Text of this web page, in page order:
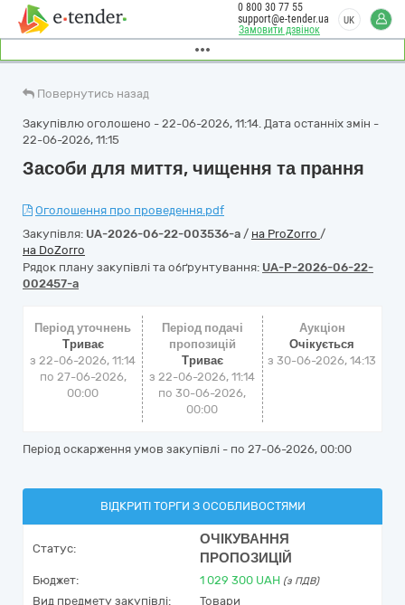
Замовити дзвінок
0 800 30 77 55
support@e-tender.ua
UK
Повернутись назад
Закупівлю оголошено - 22-06-2026, 11:14. Дата останніх змін -
22-06-2026, 11:15
Засоби для миття, чищення та прання
Оголошення про проведення.pdf
Закупівля: UA-2026-06-22-003536-a / на ProZorro /
на DoZorro
Рядок плану закупівлі та обґрунтування: UA-P-2026-06-22-
002457-a
Період уточнень
Триває
з 22-06-2026, 11:14
по 27-06-2026,
00:00
Період подачі
пропозицій
Триває
з 22-06-2026, 11:14
по 30-06-2026,
00:00
Аукціон
Очікується
з30-06-2026, 14:13
Період оскарження умов закупівлі - по 27-06-2026, 00:00
ВІДКРИТІ ТОРГИ З ОСОБЛИВОСТЯМИ
Статус:
ОЧІКУВАННЯ
ПРОПОЗИЦІЙ
Бюджет: 1 029 300 UAH (з ПДВ)
Вид предмету закупівлі:
Товари